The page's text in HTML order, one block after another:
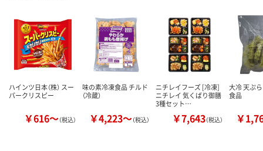
ハインツ日本（株） スー
パークリスピー
￥616～（税込）
味の素冷凍食品 チルド
（冷蔵）
￥4,223～（税込）
ニチレイフーズ [冷凍]
ニチレイ 気くばり御膳
3種セット…
￥7,643（税込）
大冷 天ぷ
食品
￥